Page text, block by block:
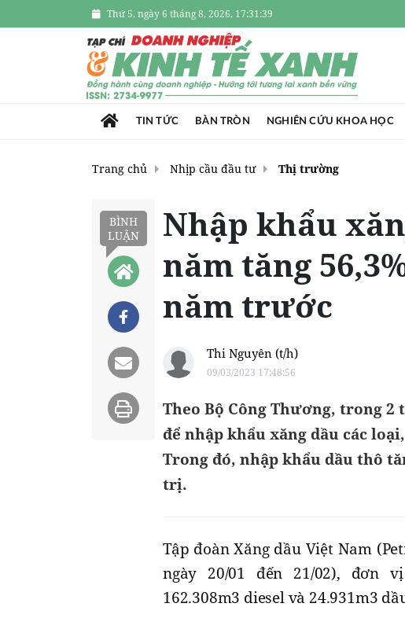
Thứ 5, ngày 6 tháng 8, 2026, 17:31:40
TIN TỨC BÀN TRÒN NGHIÊN CỨU KHOA HỌC
Trang chủ Nhịp cầu đầu tư Thị trường
BÌNH
LUẬN
Nhập khẩu
năm tăng
năm trước
Thi Nguyên (t/h)
09/03/2023 17:48:56
Theo Bộ Công Thương, trong 2
để nhập khẩu xăng dầu các
Trong đó, nhập khẩu dầu thô
trị.
Tập đoàn Xăng dầu Việt Nam
ngày 20/01 đến 21/02), đơn
162.308m3 diesel và 24.931m3